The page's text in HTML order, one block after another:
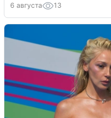
6 августа 13